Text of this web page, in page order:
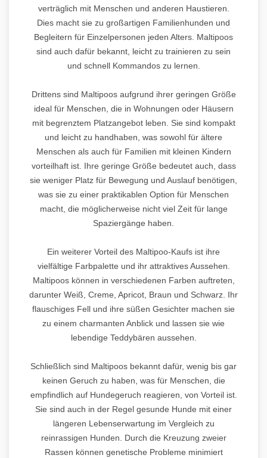
verträglich mit Menschen und anderen Haustieren.
Dies macht sie zu großartigen Familienhunden und
Begleitern für Einzelpersonen jeden Alters. Maltipoos
sind auch dafür bekannt, leicht zu trainieren zu sein
und schnell Kommandos zu lernen.
Drittens sind Maltipoos aufgrund ihrer geringen Größe
ideal für Menschen, die in Wohnungen oder Häusern
mit begrenztem Platzangebot leben. Sie sind kompakt
und leicht zu handhaben, was sowohl für ältere
Menschen als auch für Familien mit kleinen Kindern
vorteilhaft ist. Ihre geringe Größe bedeutet auch, dass
sie weniger Platz für Bewegung und Auslauf benötigen,
was sie zu einer praktikablen Option für Menschen
macht, die möglicherweise nicht viel Zeit für lange
Spaziergänge haben.
Ein weiterer Vorteil des Maltipoo-Kaufs ist ihre
vielfältige Farbpalette und ihr attraktives Aussehen.
Maltipoos können in verschiedenen Farben auftreten,
darunter Weiß, Creme, Apricot, Braun und Schwarz. Ihr
flauschiges Fell und ihre süßen Gesichter machen sie
zu einem charmanten Anblick und lassen sie wie
lebendige Teddybären aussehen.
Schließlich sind Maltipoos bekannt dafür, wenig bis gar
keinen Geruch zu haben, was für Menschen, die
empfindlich auf Hundegeruch reagieren, von Vorteil ist.
Sie sind auch in der Regel gesunde Hunde mit einer
längeren Lebenserwartung im Vergleich zu
reinrassigen Hunden. Durch die Kreuzung zweier
Rassen können genetische Probleme minimiert